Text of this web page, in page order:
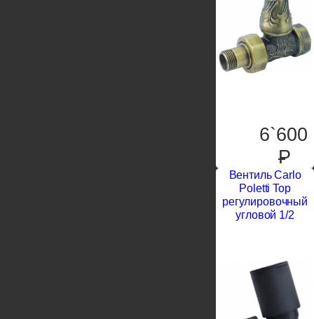
6`600
P
Вентиль Carlo
Poletti Top
регулировочный
угловой 1/2